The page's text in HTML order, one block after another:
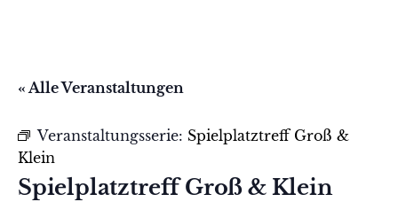
« Alle Veranstaltungen
Veranstaltungsserie: Spielplatztreff Groß &
Klein
Spielplatztreff Groß & Klein